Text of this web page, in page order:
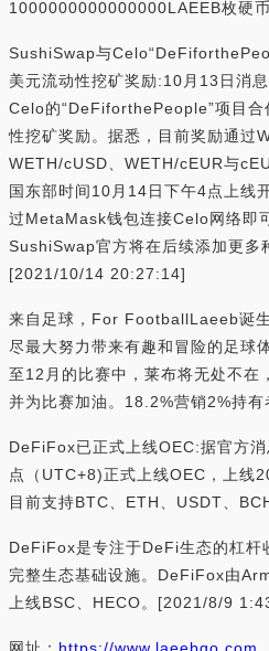
1000000000000000LAEEB枚硬币
SushiSwap与
美元流动性挖矿奖励:10月13日消
Celo的“DeFiforthePeople”项目合
性挖矿奖励。据悉，目前奖励通过
WETH/cUSD、WETH/cEUR与
国东部时间10月14日下午4点上线
过MetaMask钱包连接Celo网络即
SushiSwap官方将在后续添加更多
[2021/10/14 20:27:14]
来自足球，For FootballLaeeb诞
尽最大努力带来有趣和冒险的足球
至12月的比赛中，莱布将无处不在
并为比赛加油。18.2%营销2%持有
DeFiFox已正式上线OEC:据官方
点（UTC+8)正式上线OEC，上线
目前支持BTC、ETH、USDT、
DeFiFox是专注于DeFi生态的杠杆
完整生态基础设施。DeFiFox由
上线BSC、HECO。[2021/8/9